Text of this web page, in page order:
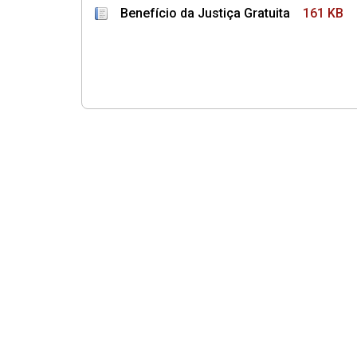
Benefício da Justiça Gratuita
161 KB